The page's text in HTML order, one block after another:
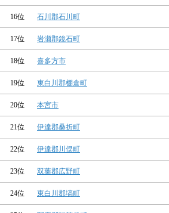
16位 石川郡石川町
17位 岩瀬郡鏡石町
18位 喜多方市
19位 東白川郡棚倉町
20位 本宮市
21位 伊達郡桑折町
22位 伊達郡川俣町
23位 双葉郡広野町
24位 東白川郡塙町